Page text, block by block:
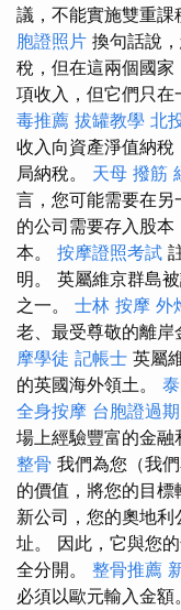
議，不能實施雙重課
胞證照片 換句話說
稅，但在這兩個國
項收入，但它們只在
毒推薦 拔罐教學 北
收入向資產淨值納
局納稅。 天母 撥筋
言，您可能需要在另
的公司需要存入股
本。 按摩證照考試
明。 英屬維京群島
之一。 士林 按摩 外
老、最受尊敬的離岸
摩學徒 記帳士 英屬
的英國海外領土。
全身按摩 台胞證過期
場上經驗豐富的金融
整骨 我們為您（我
的價值，將您的目
新公司，您的奧地
址。 因此，它與您
全分開。 整骨推薦
必須以歐元輸入金額